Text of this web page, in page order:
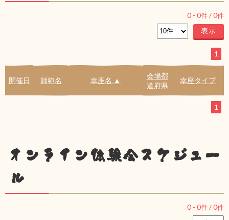
0 - 0件 /0件
1
開催日 師範名 幸座名 ▲
会場都
道府県
幸座タイプ
1
オンライン体験会スケジュー
ル
0 - 0件 /0件